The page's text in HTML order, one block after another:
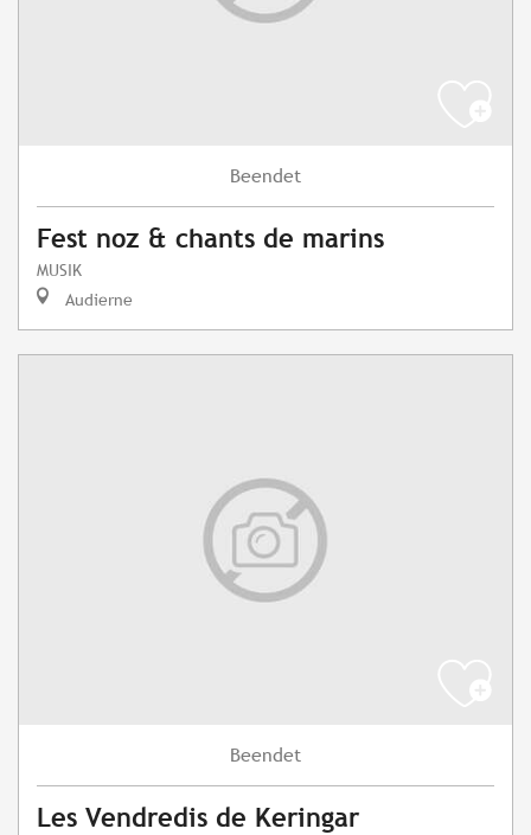
Beendet
Fest noz & chants de marins
MUSIK
Audierne
Beendet
Les Vendredis de Keringar